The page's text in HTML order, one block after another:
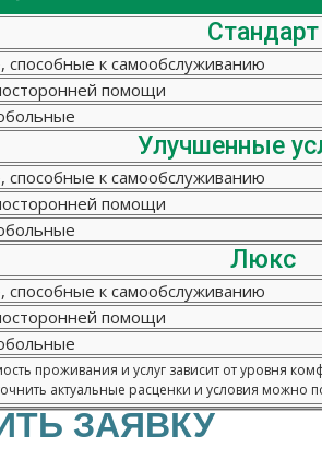
Стандарт
способные к самообслуживанию
помощи
Улучшенные
способные к самообслуживанию
помощи
Люкс
способные к самообслуживанию
помощи
проживания и услуг зависит от уровня
актуальные расценки и условия можно
ЗАЯВКУ